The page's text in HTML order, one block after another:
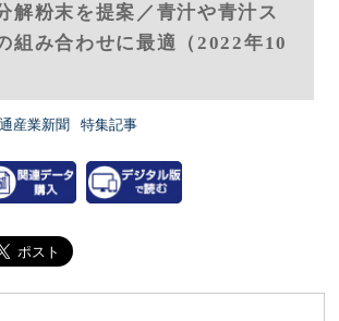
解粉末を提案／青汁や青汁ス
組み合わせに最適（2022年10
産業新聞 特集記事